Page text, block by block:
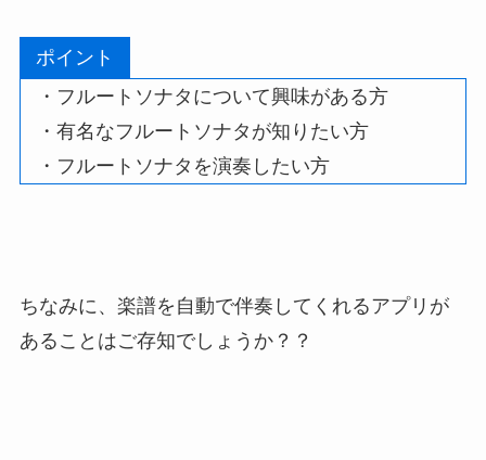
ポイント
・フルートソナタについて興味がある方
・有名なフルートソナタが知りたい方
・フルートソナタを演奏したい方
ちなみに、 楽譜を自動で伴奏してくれるアプリ が
あることはご存知でしょうか？？